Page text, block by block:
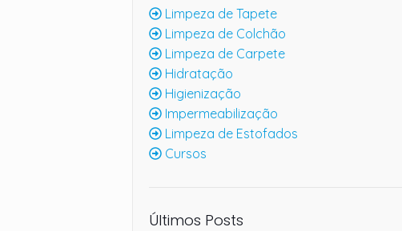
Limpeza de Tapete
Limpeza de Colchão
Limpeza de Carpete
Hidratação
Higienização
Impermeabilização
Limpeza de Estofados
Cursos
Últimos Posts